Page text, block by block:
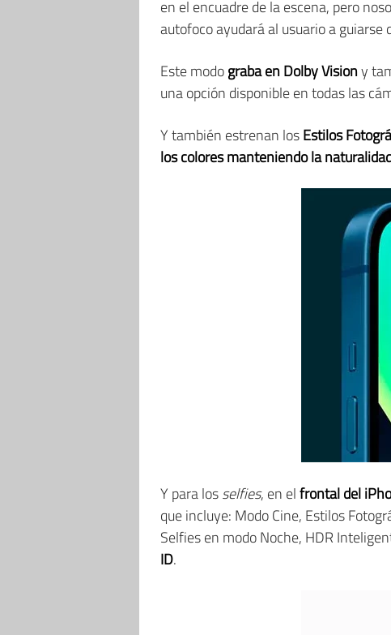
en el encuadre de la escena, pero
autofoco ayudará al usuario a
Este modograba en Dolby Visiony
una opción disponible en todas las
Y también estrenan losEstilos
los colores manteniendo la
Y para losselfies, en elfrontal del
que incluye: Modo Cine, Estilos
Selfies en modo Noche, HDR
ID.